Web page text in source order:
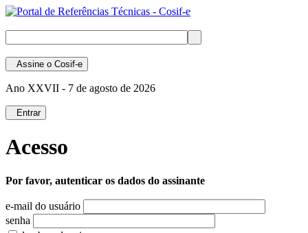
Assine o Cosif-e
Ano XXVII - 7 de agosto de 2026
Entrar
Acesso
Por favor, autenticar os dados do assinante
e-mail do usuário
senha